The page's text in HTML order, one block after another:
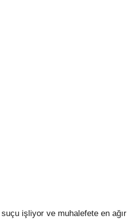
işliyor ve muhalefete en ağır